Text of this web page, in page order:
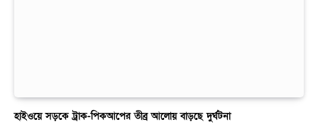
হাইওয়ে সড়কে ট্রাক-পিকআপের তীব্র আলোয় বাড়ছে দুর্ঘটনা